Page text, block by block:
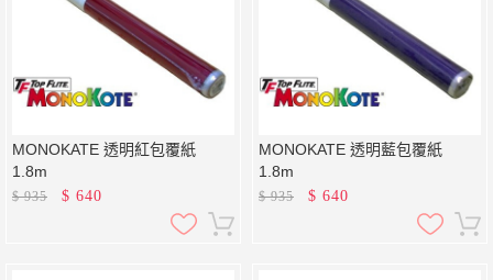
MONOKATE 透明紅包覆紙
1.8m
$935 $ 640
MONOKATE 透明藍包覆紙
1.8m
$935 $ 640